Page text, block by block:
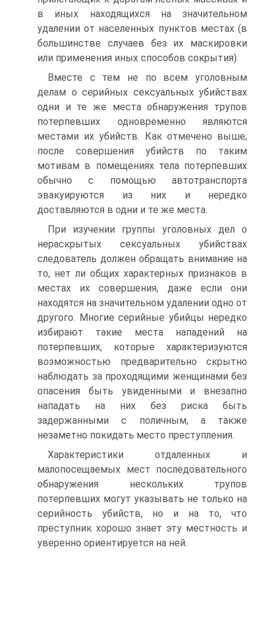
в иных находящихся на значительном
удалении от населенных пунктов местах (в
большинстве случаев без их маскировки
или применения иных способов сокрытия).
Вместе с тем не по всем уголовным
делам о серийных сексуальных убийствах
одни и те же места обнаружения трупов
потерпевших одновременно являются
местами их убийств. Как отмечено выше,
после совершения убийств по таким
мотивам в помещениях тела потерпевших
обычно с помощью автотранспорта
эвакуируются из них и нередко
доставляются в одни и те же места.
При изучении группы уголовных дел о
нераскрытых сексуальных убийствах
следователь должен обращать внимание на
то, нет ли общих характерных признаков в
местах их совершения, даже если они
находятся на значительном удалении одно от
другого. Многие серийные убийцы нередко
избирают такие места нападений на
потерпевших, которые характеризуются
возможностью предварительно скрытно
наблюдать за проходящими женщинами без
опасения быть увиденными и внезапно
нападать на них без риска быть
задержанными с поличным, а также
незаметно покидать место преступления.
Характеристики отдаленных и
малопосещаемых мест последовательного
обнаружения нескольких трупов
потерпевших могут указывать не только на
серийность убийств, но и на то, что
преступник хорошо знает эту местность и
уверенно ориентируется на ней.